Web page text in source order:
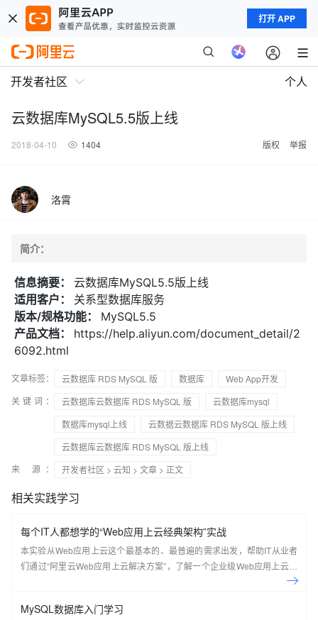
打开 APP
开发者社区 个人
云数据库MySQL5.5版上线
2018-04-10 1404 版权 举报
洛霄
简介：
信息摘要： 云数据库MySQL5.5版上线
适用客户： 关系型数据库服务
版本/规格功能： MySQL5.5
产品文档： https://help.aliyun.com/document_detail/2
6092.html
文章标签： 云数据库 RDS MySQL 版 数据库
Web App开发
关键词：
云数据库云数据库 RDS MySQL 版
云数据库mysql
数据库mysql上线
云数据云数据库 RDS MySQL 版上线
云数据库云数据库 RDS MySQL 版上线
来 源：
开发者社区 > 云知 > 文章 > 正文
相关实践学习
每个IT人都想学的“Web应用上云经典架构”实战
本实验从Web应用上云这个最基本的、最普遍的需求出发，帮助IT从业者
们通过“阿里云Web应用上云解决方案”，了解一个企业级Web应用上云的
MySQL数据库入门学习